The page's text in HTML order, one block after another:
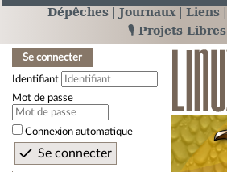
Dépêches Journaux Liens
🎙️ Projets Libres
Se connecter
Identifiant
Mot de passe
Connexion automatique